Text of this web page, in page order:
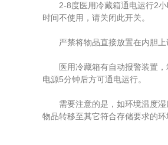
2-8度医用冷藏箱通电运行2小
时间不使用，请关闭此开关。
严禁将物品直接放置在内胆上
医用冷藏箱有自动报警装置，
电源5分钟后方可通电运行。
需要注意的是，如环境温度湿
物品转移至其它符合存储要求的